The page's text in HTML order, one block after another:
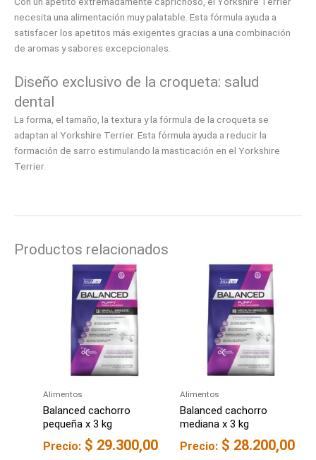
necesita una alimentación muy palatable. Esta fórmula ayuda a
satisfacer los apetitos más exigentes gracias a una combinación
de aromas y sabores excepcionales.
Diseño exclusivo de la croqueta: salud
dental
La forma, el tamaño, la textura y la fórmula de la croqueta se
adaptan al Yorkshire Terrier. Esta fórmula ayuda a reducir la
formación de sarro estimulando la masticación en el Yorkshire
Terrier.
Productos relacionados
Alimentos
Balanced cachorro
pequeña x 3 kg
Precio: $ 29.300,00
Alimentos
Balanced cachorro
mediana x 3 kg
Precio: $ 28.200,00